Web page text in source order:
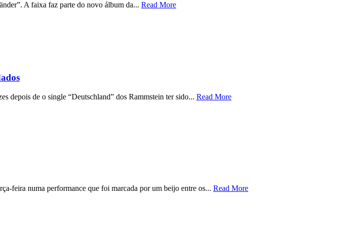
A faixa faz parte do novo álbum da... Read More
depois de o single “Deutschland” dos Rammstein ter sido... Read More
feira numa performance que foi marcada por um beijo entre os... Read More